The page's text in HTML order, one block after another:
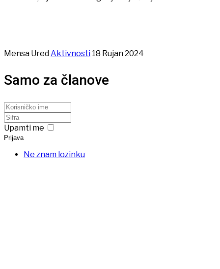
Mensa UredAktivnosti 18 Rujan 2024
Samo za članove
Upamti me
Prijava
Ne znam lozinku